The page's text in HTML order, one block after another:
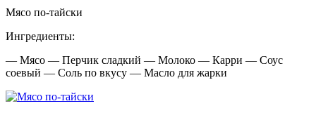
Мясо по-тайски
Ингредиенты:
— Мясо — Перчик сладкий — Молоко — Карри — Соус
соевый — Соль по вкусу — Масло для жарки